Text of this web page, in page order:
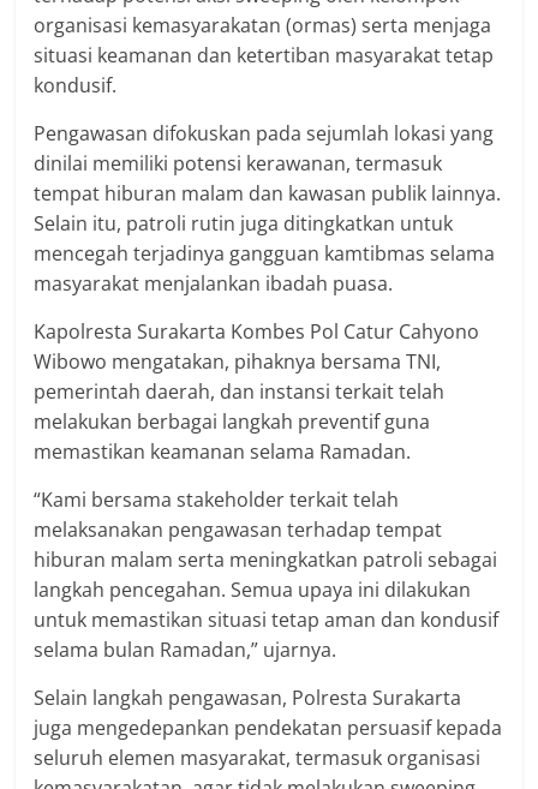
organisasi kemasyarakatan (ormas) serta menjaga
situasi keamanan dan ketertiban masyarakat tetap
kondusif.
Pengawasan difokuskan pada sejumlah lokasi yang
dinilai memiliki potensi kerawanan, termasuk
tempat hiburan malam dan kawasan publik lainnya.
Selain itu, patroli rutin juga ditingkatkan untuk
mencegah terjadinya gangguan kamtibmas selama
masyarakat menjalankan ibadah puasa.
Kapolresta Surakarta Kombes Pol Catur Cahyono
Wibowo mengatakan, pihaknya bersama TNI,
pemerintah daerah, dan instansi terkait telah
melakukan berbagai langkah preventif guna
memastikan keamanan selama Ramadan.
“Kami bersama stakeholder terkait telah
melaksanakan pengawasan terhadap tempat
hiburan malam serta meningkatkan patroli sebagai
langkah pencegahan. Semua upaya ini dilakukan
untuk memastikan situasi tetap aman dan kondusif
selama bulan Ramadan,” ujarnya.
Selain langkah pengawasan, Polresta Surakarta
juga mengedepankan pendekatan persuasif kepada
seluruh elemen masyarakat, termasuk organisasi